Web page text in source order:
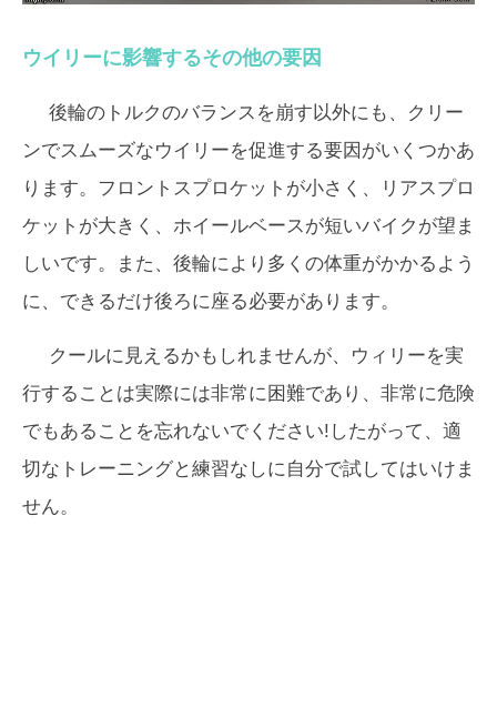
ウイリーに影響するその他の要因
後輪のトルクのバランスを崩す以外にも、クリー
ンでスムーズなウイリーを促進する要因がいくつかあ
ります。フロントスプロケットが小さく、リアスプロ
ケットが大きく、ホイールベースが短いバイクが望ま
しいです。また、後輪により多くの体重がかかるよう
に、できるだけ後ろに座る必要があります。
クールに見えるかもしれませんが、ウィリーを実
行することは実際には非常に困難であり、非常に危険
でもあることを忘れないでください!したがって、適
切なトレーニングと練習なしに自分で試してはいけま
せん。